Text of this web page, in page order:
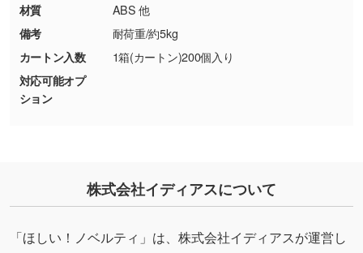
シンプルな背景のデータや、使いたいキャラク
ター部分の輪郭がはっきりしているデータは切
り抜き処理が可能です。→詳しく見る
・持っているデータの背景が足りない／塗り足
能です。→詳しく見る
を生成してほしい
材質
ABS 他
備考
耐荷重/約5kg
カートン入数
1箱(カートン)200個入り
対応可能オプ
ション
株式会社イディアスについて
「ほしい！ノベルティ」は、株式会社イディアスが運営し